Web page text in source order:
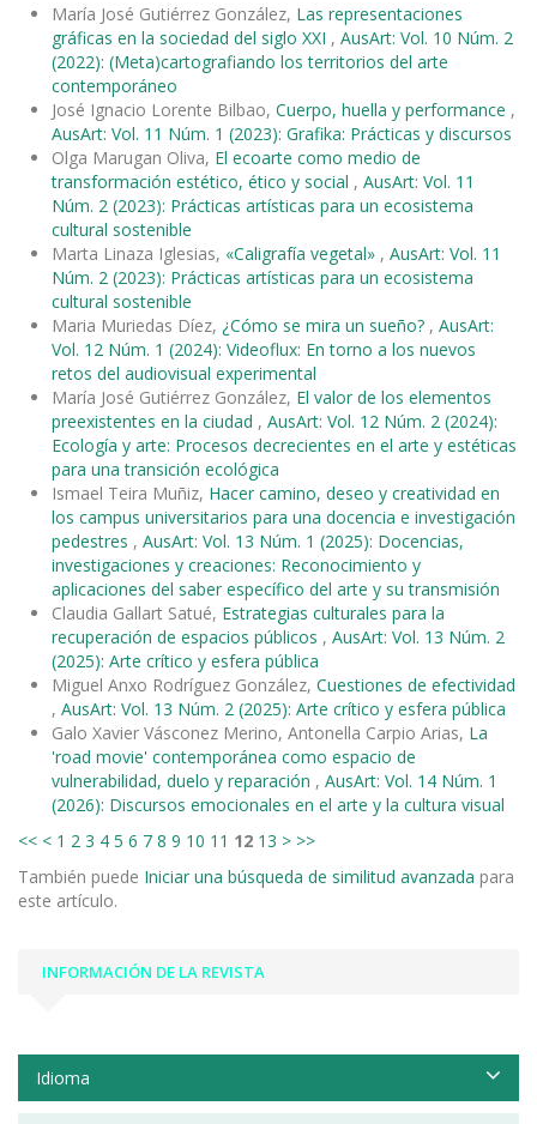
María José Gutiérrez González, Las representaciones
gráficas en la sociedad del siglo XXI , AusArt: Vol. 10 Núm. 2
(2022): (Meta)cartografiando los territorios del arte
contemporáneo
José Ignacio Lorente Bilbao, Cuerpo, huella y performance ,
AusArt: Vol. 11 Núm. 1 (2023): Grafika: Prácticas y discursos
Olga Marugan Oliva, El ecoarte como medio de
transformación estético, ético y social , AusArt: Vol. 11
Núm. 2 (2023): Prácticas artísticas para un ecosistema
cultural sostenible
Marta Linaza Iglesias, «Caligrafía vegetal» , AusArt: Vol. 11
Núm. 2 (2023): Prácticas artísticas para un ecosistema
cultural sostenible
Maria Muriedas Díez, ¿Cómo se mira un sueño? , AusArt:
Vol. 12 Núm. 1 (2024): Videoflux: En torno a los nuevos
retos del audiovisual experimental
María José Gutiérrez González, El valor de los elementos
preexistentes en la ciudad , AusArt: Vol. 12 Núm. 2 (2024):
Ecología y arte: Procesos decrecientes en el arte y estéticas
para una transición ecológica
Ismael Teira Muñiz, Hacer camino, deseo y creatividad en
los campus universitarios para una docencia e investigación
pedestres , AusArt: Vol. 13 Núm. 1 (2025): Docencias,
investigaciones y creaciones: Reconocimiento y
aplicaciones del saber específico del arte y su transmisión
Claudia Gallart Satué, Estrategias culturales para la
recuperación de espacios públicos , AusArt: Vol. 13 Núm. 2
(2025): Arte crítico y esfera pública
Miguel Anxo Rodríguez González, Cuestiones de efectividad
, AusArt: Vol. 13 Núm. 2 (2025): Arte crítico y esfera pública
Galo Xavier Vásconez Merino, Antonella Carpio Arias, La
'road movie' contemporánea como espacio de
vulnerabilidad, duelo y reparación , AusArt: Vol. 14 Núm. 1
(2026): Discursos emocionales en el arte y la cultura visual
<< < 1 2 3 4 5 6 7 8 9 10 11 12 13 > >>
También puede Iniciar una búsqueda de similitud avanzada para
este artículo.
INFORMACIÓN DE LA REVISTA
Idioma